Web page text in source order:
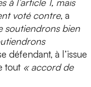
à l’article 1, mais
voté contre, a
soutiendrons bien
défendant, à l’issue
tout « accord de